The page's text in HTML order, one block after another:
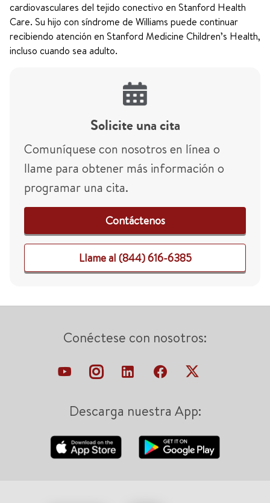
cardiovasculares del tejido conectivo en Stanford Health
Care. Su hijo con síndrome de Williams puede continuar
recibiendo atención en Stanford Medicine Children’s Health,
incluso cuando sea adulto.
Solicite una cita
Comuníquese con nosotros en línea o
llame para obtener más información o
programar una cita.
Contáctenos
Llame al (844) 616-6385
Conéctese con nosotros:
Descarga nuestra App: